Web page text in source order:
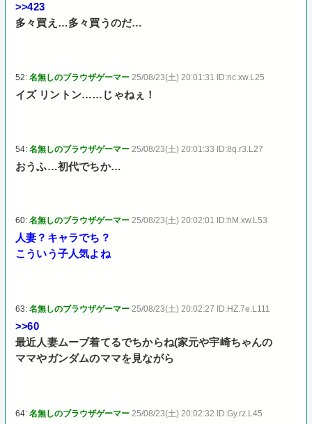
>>423
多々買え…多々買うのだ…
52:名無しのブラウザゲーマー 25/08/23(土) 20:01:31 ID:nc.xw.L25
イズ リントン……じゃねぇ！
54:名無しのブラウザゲーマー 25/08/23(土) 20:01:33 ID:8q.r3.L27
おうふ…初代でちか…
60:名無しのブラウザゲーマー 25/08/23(土) 20:02:01 ID:hM.xw.L53
人妻？キャラでち？
こういう子人気よね
63:名無しのブラウザゲーマー 25/08/23(土) 20:02:27 ID:HZ.7e.L111
>>60
最近人妻ムーブ着てるでちからね(家元や宇崎ちゃんの
ママやガンダムのママを見ながら
64:名無しのブラウザゲーマー 25/08/23(土) 20:02:32 ID:Gy.rz.L45